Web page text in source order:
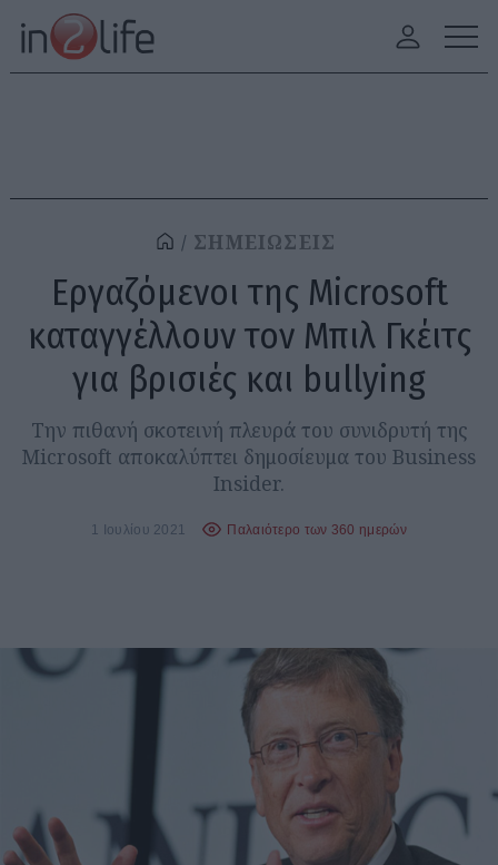
ΣΗΜΕΙΩΣΕΙΣ
Εργαζόμενοι της Microsoft
καταγγέλλουν τον Μπιλ Γκέιτς
για βρισιές και bullying
Την πιθανή σκοτεινή πλευρά του συνιδρυτή της
Microsoft αποκαλύπτει δημοσίευμα του Business
Insider.
1 Ιουλίου 2021 Παλαιότερο των 360 ημερών